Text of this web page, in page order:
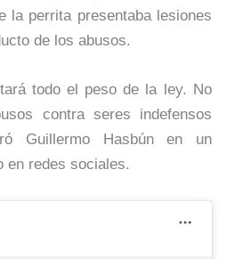
la perrita presentaba lesiones
de los abusos.
todo el peso de la ley. No
contra seres indefensos
Guillermo Hasbún en un
en redes sociales.